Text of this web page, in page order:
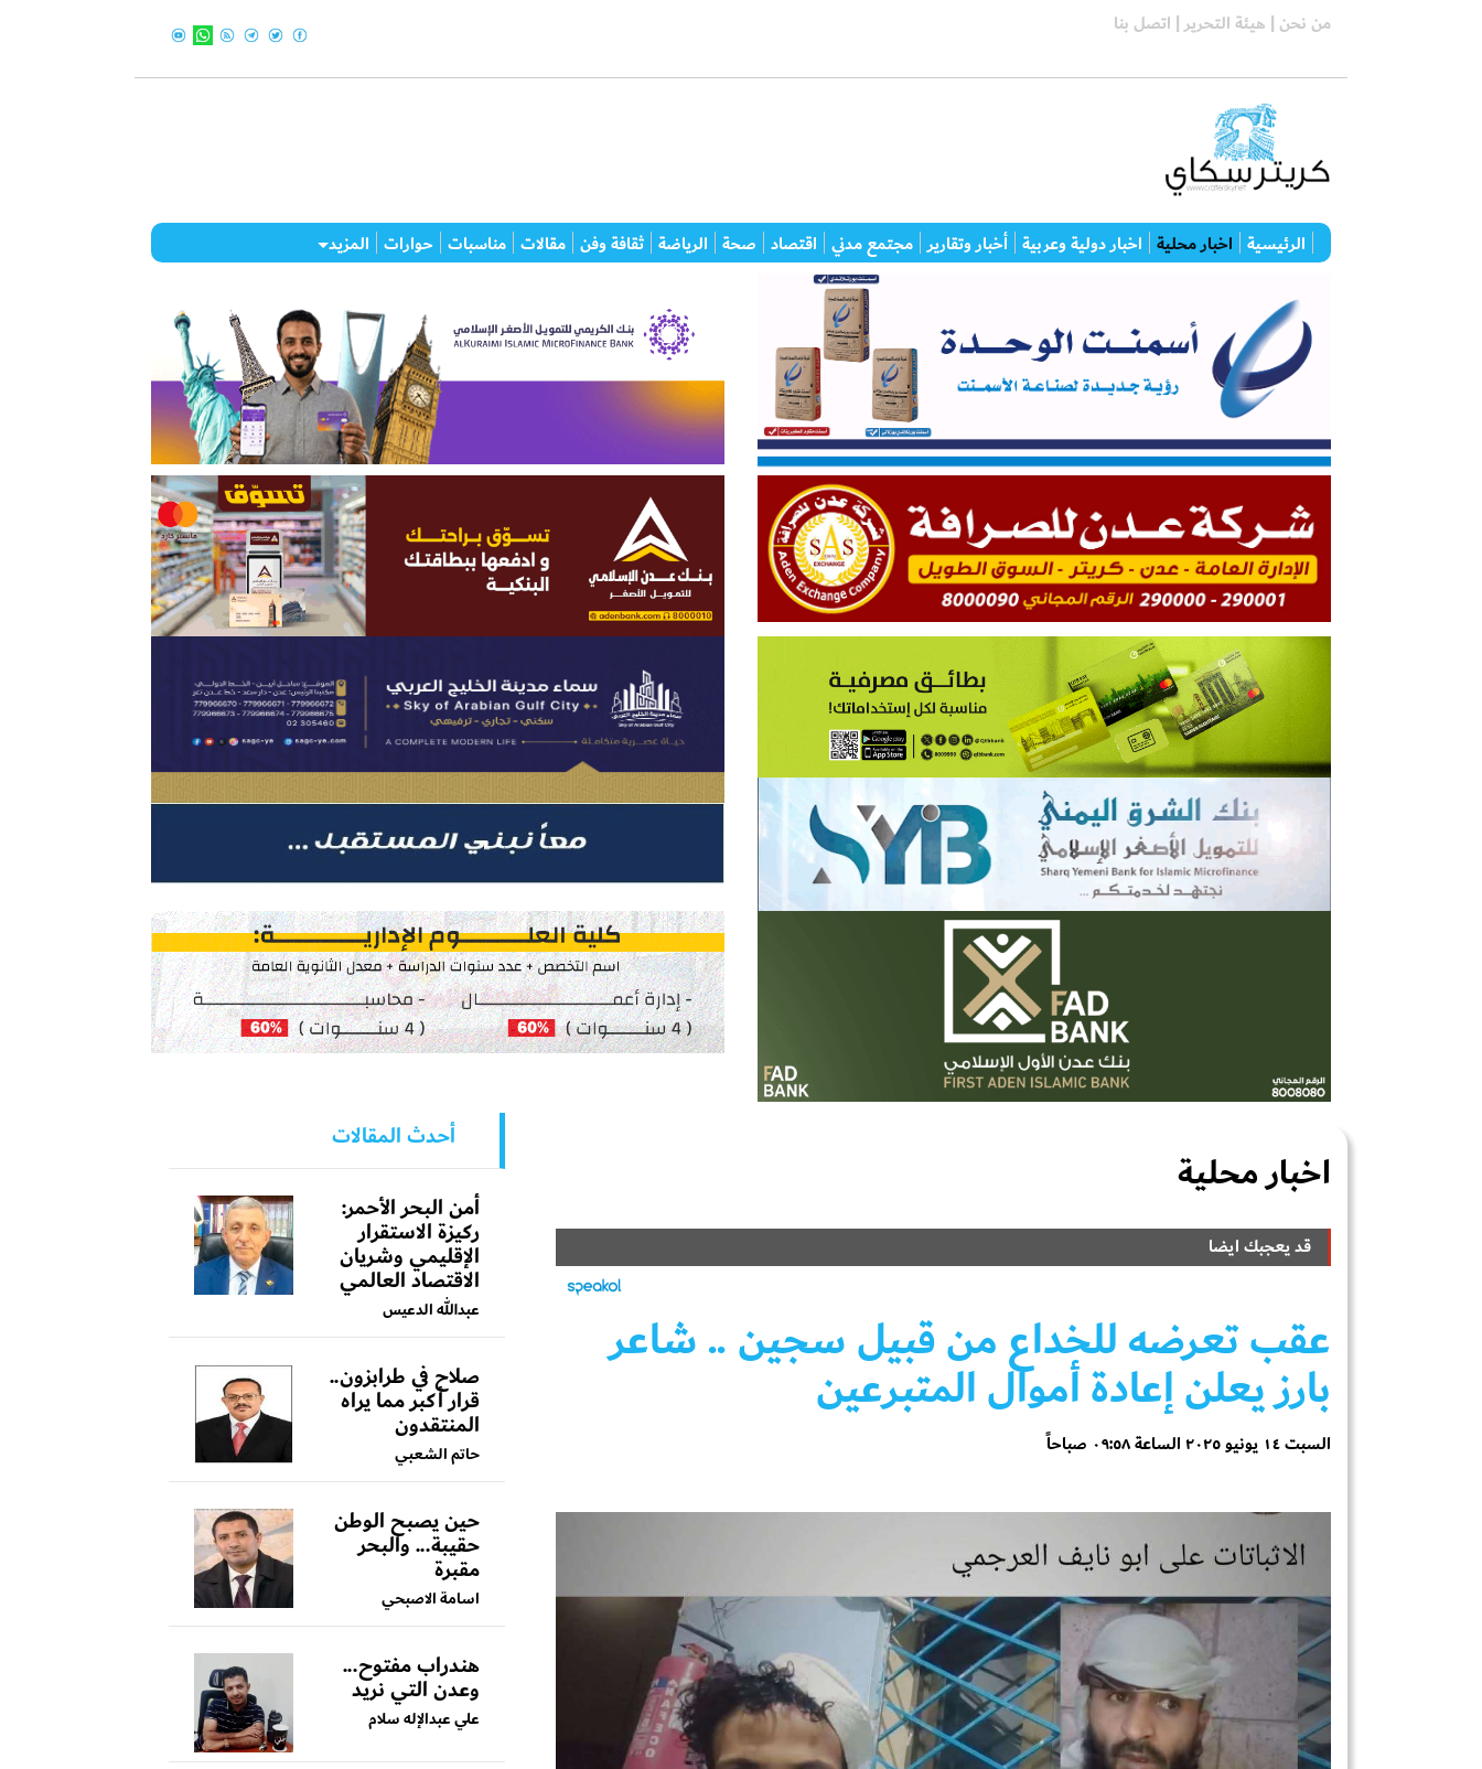
من نحن | هيئة التحرير | اتصل بنا
الرئيسية اخبار محلية اخبار دولية وعربية أخبار وتقارير مجتمع مدني اقتصاد صحة الرياضة ثقافة وفن مقالات مناسبات حوارات المزيد
اخبار محلية
قد يعجبك ايضا
عقب تعرضه للخداع من قبيل سجين .. شاعر
بارز يعلن إعادة أموال المتبرعين
السبت ١٤ يونيو ٢٠٢٥ الساعة ٠٩:٥٨ صباحاً
أحدث المقالات
أمن البحر الأحمر:
ركيزة الاستقرار
الإقليمي وشريان
الاقتصاد العالمي
عبدالله الدعيس
صلاح في طرابزون..
قرار أكبر مما يراه
المنتقدون
حاتم الشعبي
حين يصبح الوطن
حقيبة... والبحر
مقبرة
اسامة الاصبحي
هندراب مفتوح...
وعدن التي نريد
علي عبدالإله سلام